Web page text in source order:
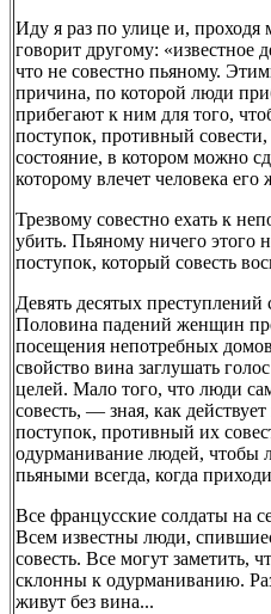
Иду я раз по улице и,
говорит другому: «известное
что не совестно пьяному.
причина, по которой люди
прибегают к ним для того,
поступок, противный
состояние, в котором можно
которому влечет человека его
Трезвому совестно ехать к
убить. Пьяному ничего этого
поступок, который совесть
Девять десятых
Половина падений женщин
посещения непотребных
свойство вина заглушать
целей. Мало того, что люди
совесть, — зная, как
поступок, противный их
одурманивание людей, чтобы
пьяными всегда, когда
Все францусские солдаты на
Всем известны люди,
совесть. Все могут заметить,
склонны к одурманиванию.
живут без вина...